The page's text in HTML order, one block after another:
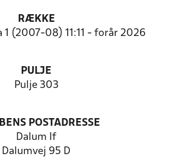
RÆKKE
1 (2007-08) 11:11 - forår 2026
PULJE
Pulje 303
POSTADRESSE
Dalum If
Dalumvej 95 D